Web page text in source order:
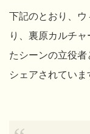
下記のとおり、
り、裏原カルチ
たシーンの立役者
シェアされていま